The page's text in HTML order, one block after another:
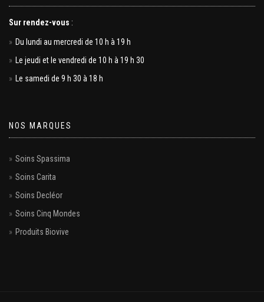
Sur rendez-vous :
Du lundi au mercredi de 10 h à 19 h
Le jeudi et le vendredi de 10 h à 19 h 30
Le samedi de 9 h 30 à 18 h
NOS MARQUES
Soins Spassima
Soins Carita
Soins Decléor
Soins Cinq Mondes
Produits Biovive